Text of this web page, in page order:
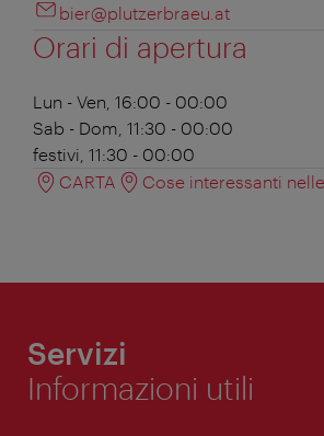
bier@plutzerbraeu.at
Orari di apertura
Lun - Ven, 16:00 - 00:00
Sab - Dom, 11:30 - 00:00
festivi, 11:30 - 00:00
CARTA
Cose interessanti
Servizi
Informazioni utili